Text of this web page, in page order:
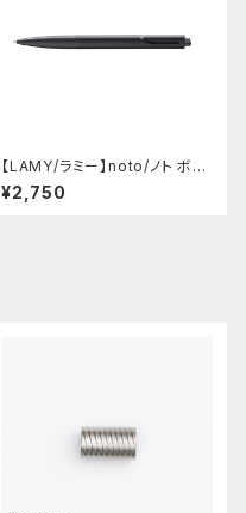
【LAMY/ラミー】noto/ノト ボー
ルペン・限定色 (オールブラック)
¥2,750